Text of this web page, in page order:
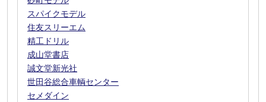
スパイクモデル
住友スリーエム
精工ドリル
成山堂書店
誠文堂新光社
世田谷総合車輌センター
セメダイン